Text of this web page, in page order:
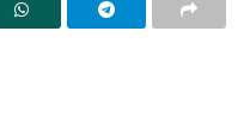
la información de que en la